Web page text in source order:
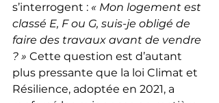
s’interrogent : « Mon logement est
classé E, F ou G, suis-je obligé de
faire des travaux avant de vendre
? » Cette question est d’autant
plus pressante que la loi Climat et
Résilience, adoptée en 2021, a